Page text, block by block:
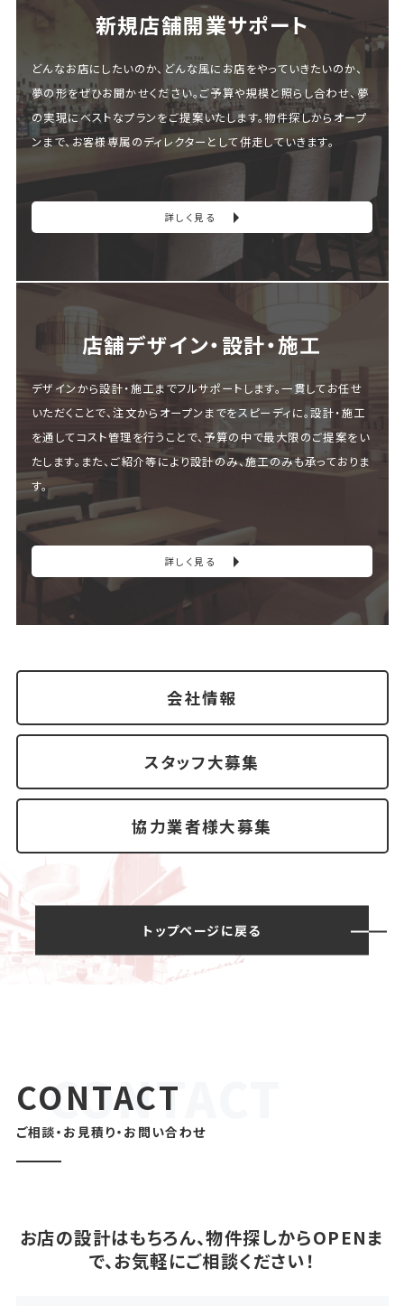
新規店舗開業サポート
どんなお店にしたいのか、どんな風にお店をやっていきたいのか、
夢の形をぜひお聞かせください。ご予算や規模と照らし合わせ、夢
の実現にベストなプランをご提案いたします。物件探しからオープ
ンまで、お客様専属のディレクターとして併走していきます。
詳しく見る
店舗デザイン・設計・施⼯
デザインから設計・施工までフルサポートします。一貫してお任せ
いただくことで、注文からオープンまでをスピーディに。設計・施工
を通してコスト管理を行うことで、予算の中で最大限のご提案をい
たします。また、ご紹介等により設計のみ、施工のみも承っておりま
す。
詳しく見る
会社情報
スタッフ大募集
協力業者様大募集
トップページに戻る
CONTACT
ご相談・お見積り・お問い合わせ
お店の設計はもちろん、物件探しからOPENま
で、お気軽にご相談ください！